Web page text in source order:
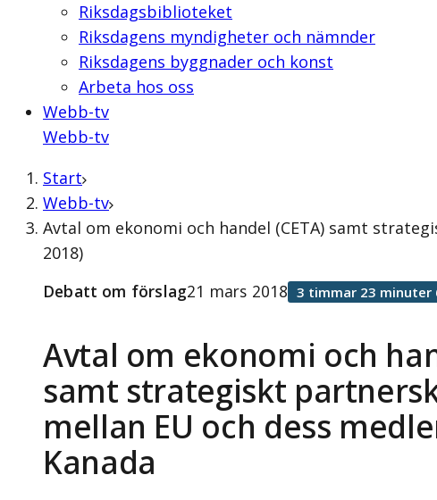
Riksdagsbiblioteket
Riksdagens myndigheter och nämnder
Riksdagens byggnader och konst
Arbeta hos oss
Webb-tv
Webb-tv
Start
Webb-tv
Avtal om ekonomi och handel (CETA) samt
2018)
Avtal om ekonomi och
samt strategiskt
mellan EU och dess
Kanada
Debatt om förslag21 mars 2018 3 timmar 23 minuter